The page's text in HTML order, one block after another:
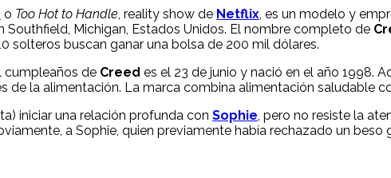
o Too Hot to Handle , reality show de Netflix , es un modelo y
Southfield, Michigan, Estados Unidos. El nombre completo de
solteros buscan ganar una bolsa de 200 mil dólares.
cumpleaños de Creed es el 23 de junio y nació en el año 1998.
de la alimentación. La marca combina alimentación saludable
iniciar una relación profunda con Sophie , pero no resiste la
a Sophie, quien previamente había rechazado un beso